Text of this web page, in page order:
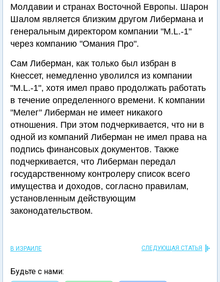
Молдавии и странах Восточной Европы. Шарон
Шалом является близким другом Либермана и
генеральным директором компании "M.L.-1"
через компанию "Омания Про".
Сам Либерман, как только был избран в
Кнессет, немедленно уволился из компании
"M.L.-1", хотя имел право продолжать работать
в течение определенного времени. К компании
"Мелег" Либерман не имеет никакого
отношения. При этом подчеркивается, что ни в
одной из компаний Либерман не имел права на
подпись финансовых документов. Также
подчеркивается, что Либерман передал
государственному контролеру список всего
имущества и доходов, согласно правилам,
установленным действующим
законодательством.
В ИЗРАИЛЕ СЛЕДУЮЩАЯ СТАТЬЯ
Будьте с нами: